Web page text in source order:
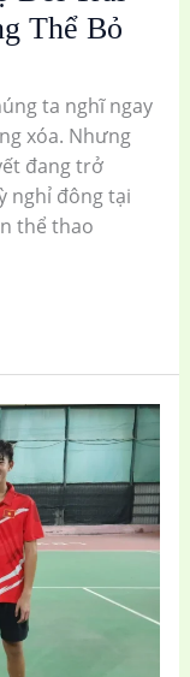
Thể Bỏ
ta nghĩ ngay
xóa. Nhưng
đang trở
nghỉ đông tại
thể thao